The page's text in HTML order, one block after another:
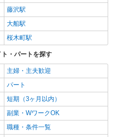
藤沢駅
大船駅
桜木町駅
・パートを探す
主婦・主夫歓迎
パート
短期（3ヶ月以内）
副業・WワークOK
職種・条件一覧